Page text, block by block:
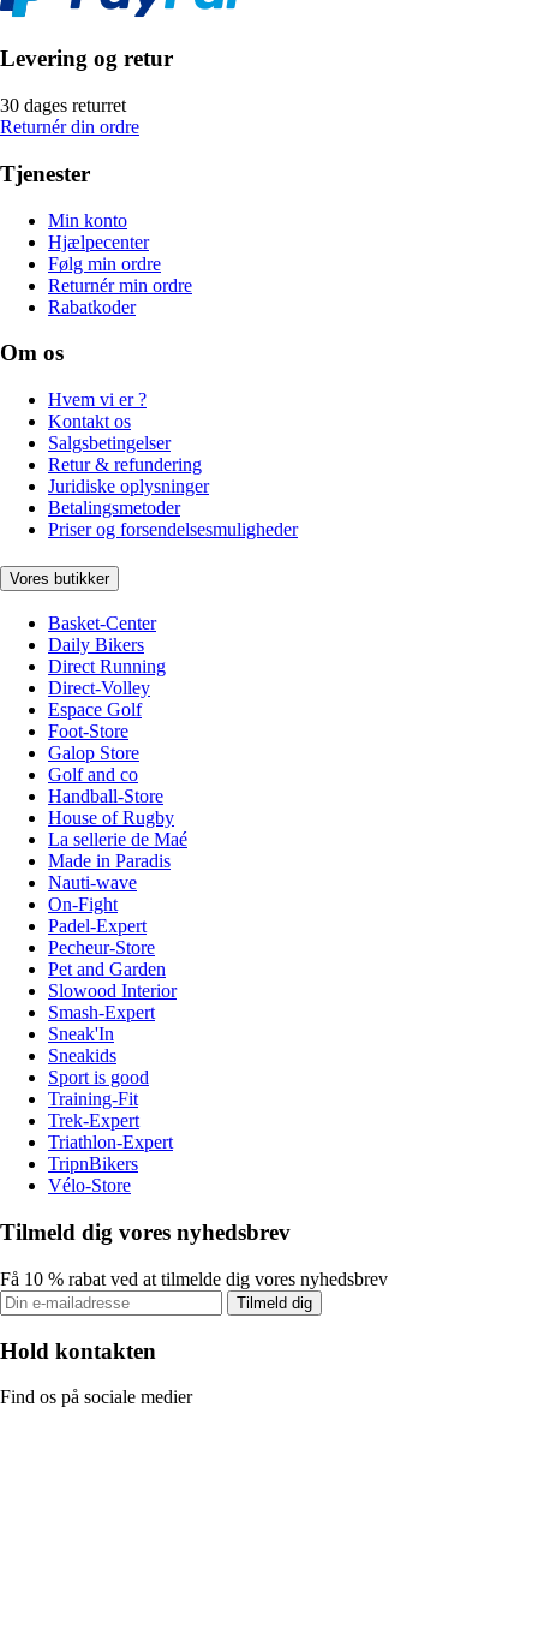
Levering og retur
30 dages returret
Returnér din ordre
Tjenester
Min konto
Hjælpecenter
Følg min ordre
Returnér min ordre
Rabatkoder
Om os
Hvem vi er ?
Kontakt os
Salgsbetingelser
Retur & refundering
Juridiske oplysninger
Betalingsmetoder
Priser og forsendelsesmuligheder
Vores butikker
Basket-Center
Daily Bikers
Direct Running
Direct-Volley
Espace Golf
Foot-Store
Galop Store
Golf and co
Handball-Store
House of Rugby
La sellerie de Maé
Made in Paradis
Nauti-wave
On-Fight
Padel-Expert
Pecheur-Store
Pet and Garden
Slowood Interior
Smash-Expert
Sneak'In
Sneakids
Sport is good
Training-Fit
Trek-Expert
Triathlon-Expert
TripnBikers
Vélo-Store
Tilmeld dig vores nyhedsbrev
Få 10 % rabat ved at tilmelde dig vores nyhedsbrev
Tilmeld dig
Hold kontakten
Find os på sociale medier